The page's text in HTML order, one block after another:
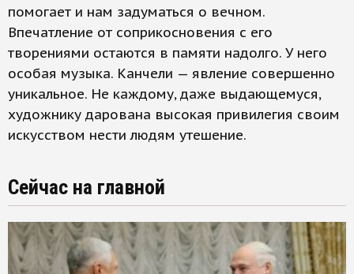
помогает и нам задуматься о вечном.
Впечатление от соприкосновения с его
творениями остаются в памяти надолго. У него
особая музыка. Канчели — явление совершенно
уникальное. Не каждому, даже выдающемуся,
художнику дарована высокая привилегия своим
искусством нести людям утешение.
Сейчас на главной